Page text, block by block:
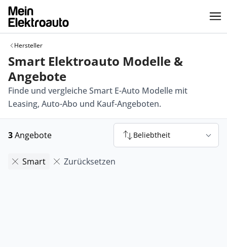
Hersteller
Smart Elektroauto Modelle &
Angebote
Finde und vergleiche Smart E-Auto Modelle mit
Leasing, Auto-Abo und Kauf-Angeboten.
3Angebote Beliebtheit
Smart Zurücksetzen